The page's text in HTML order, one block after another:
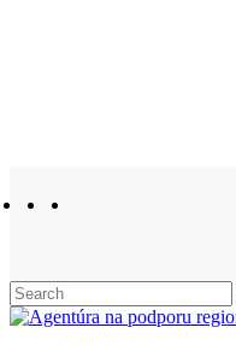
facebooklinkedin
Close